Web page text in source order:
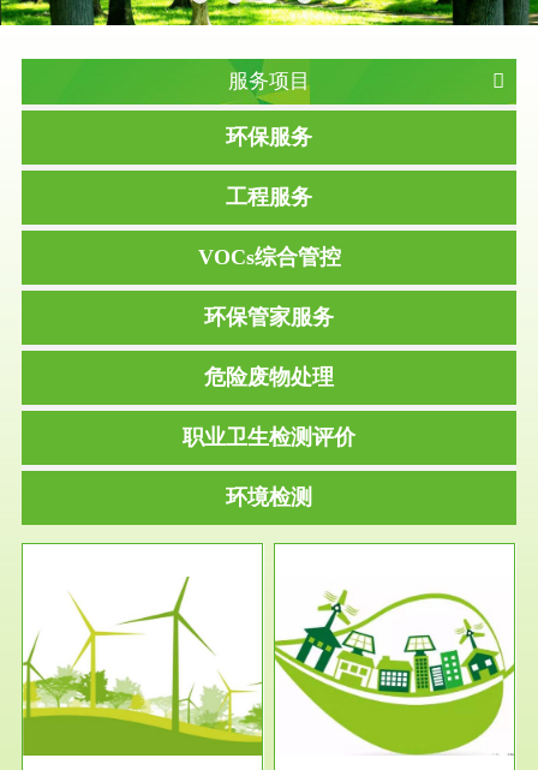
服务项目
环保服务
工程服务
VOCs综合管控
环保管家服务
危险废物处理
职业卫生检测评价
环境检测
服务范围
环保竣工验收
根据《建设项目环境保护管理条
例》第十七条 编制环境影响报